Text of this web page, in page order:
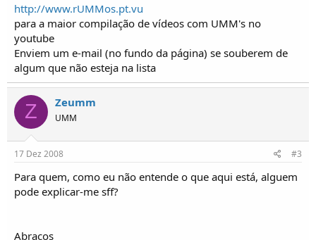
http://www.rUMMos.pt.vu
para a maior compilação de vídeos com UMM's no
youtube
Enviem um e-mail (no fundo da página) se souberem de
algum que não esteja na lista
Z Zeumm
UMM
17 Dez 2008 #3
Para quem, como eu não entende o que aqui está, alguem
pode explicar-me sff?
Abraços